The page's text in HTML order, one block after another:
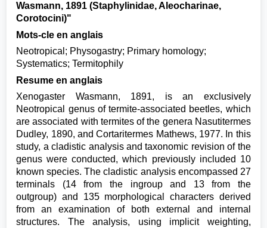
Wasmann, 1891 (Staphylinidae, Aleocharinae,
Corotocini)"
Mots-cle en anglais
Neotropical; Physogastry; Primary homology;
Systematics; Termitophily
Resume en anglais
Xenogaster Wasmann, 1891, is an exclusively
Neotropical genus of termite-associated beetles, which
are associated with termites of the genera Nasutitermes
Dudley, 1890, and Cortaritermes Mathews, 1977. In this
study, a cladistic analysis and taxonomic revision of the
genus were conducted, which previously included 10
known species. The cladistic analysis encompassed 27
terminals (14 from the ingroup and 13 from the
outgroup) and 135 morphological characters derived
from an examination of both external and internal
structures. The analysis, using implicit weighting,